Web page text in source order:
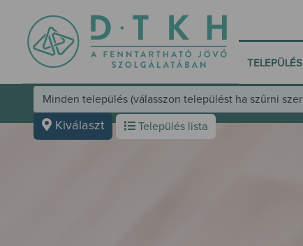
TELEPÜLÉS
Kiválaszt Település lista